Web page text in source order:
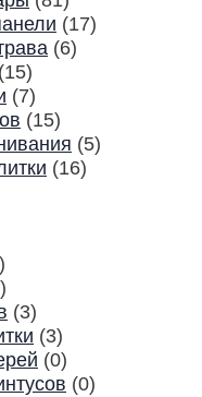
(17)
(6)
(15)
(7)
(15)
(5)
(16)
(3)
(3)
(0)
(0)